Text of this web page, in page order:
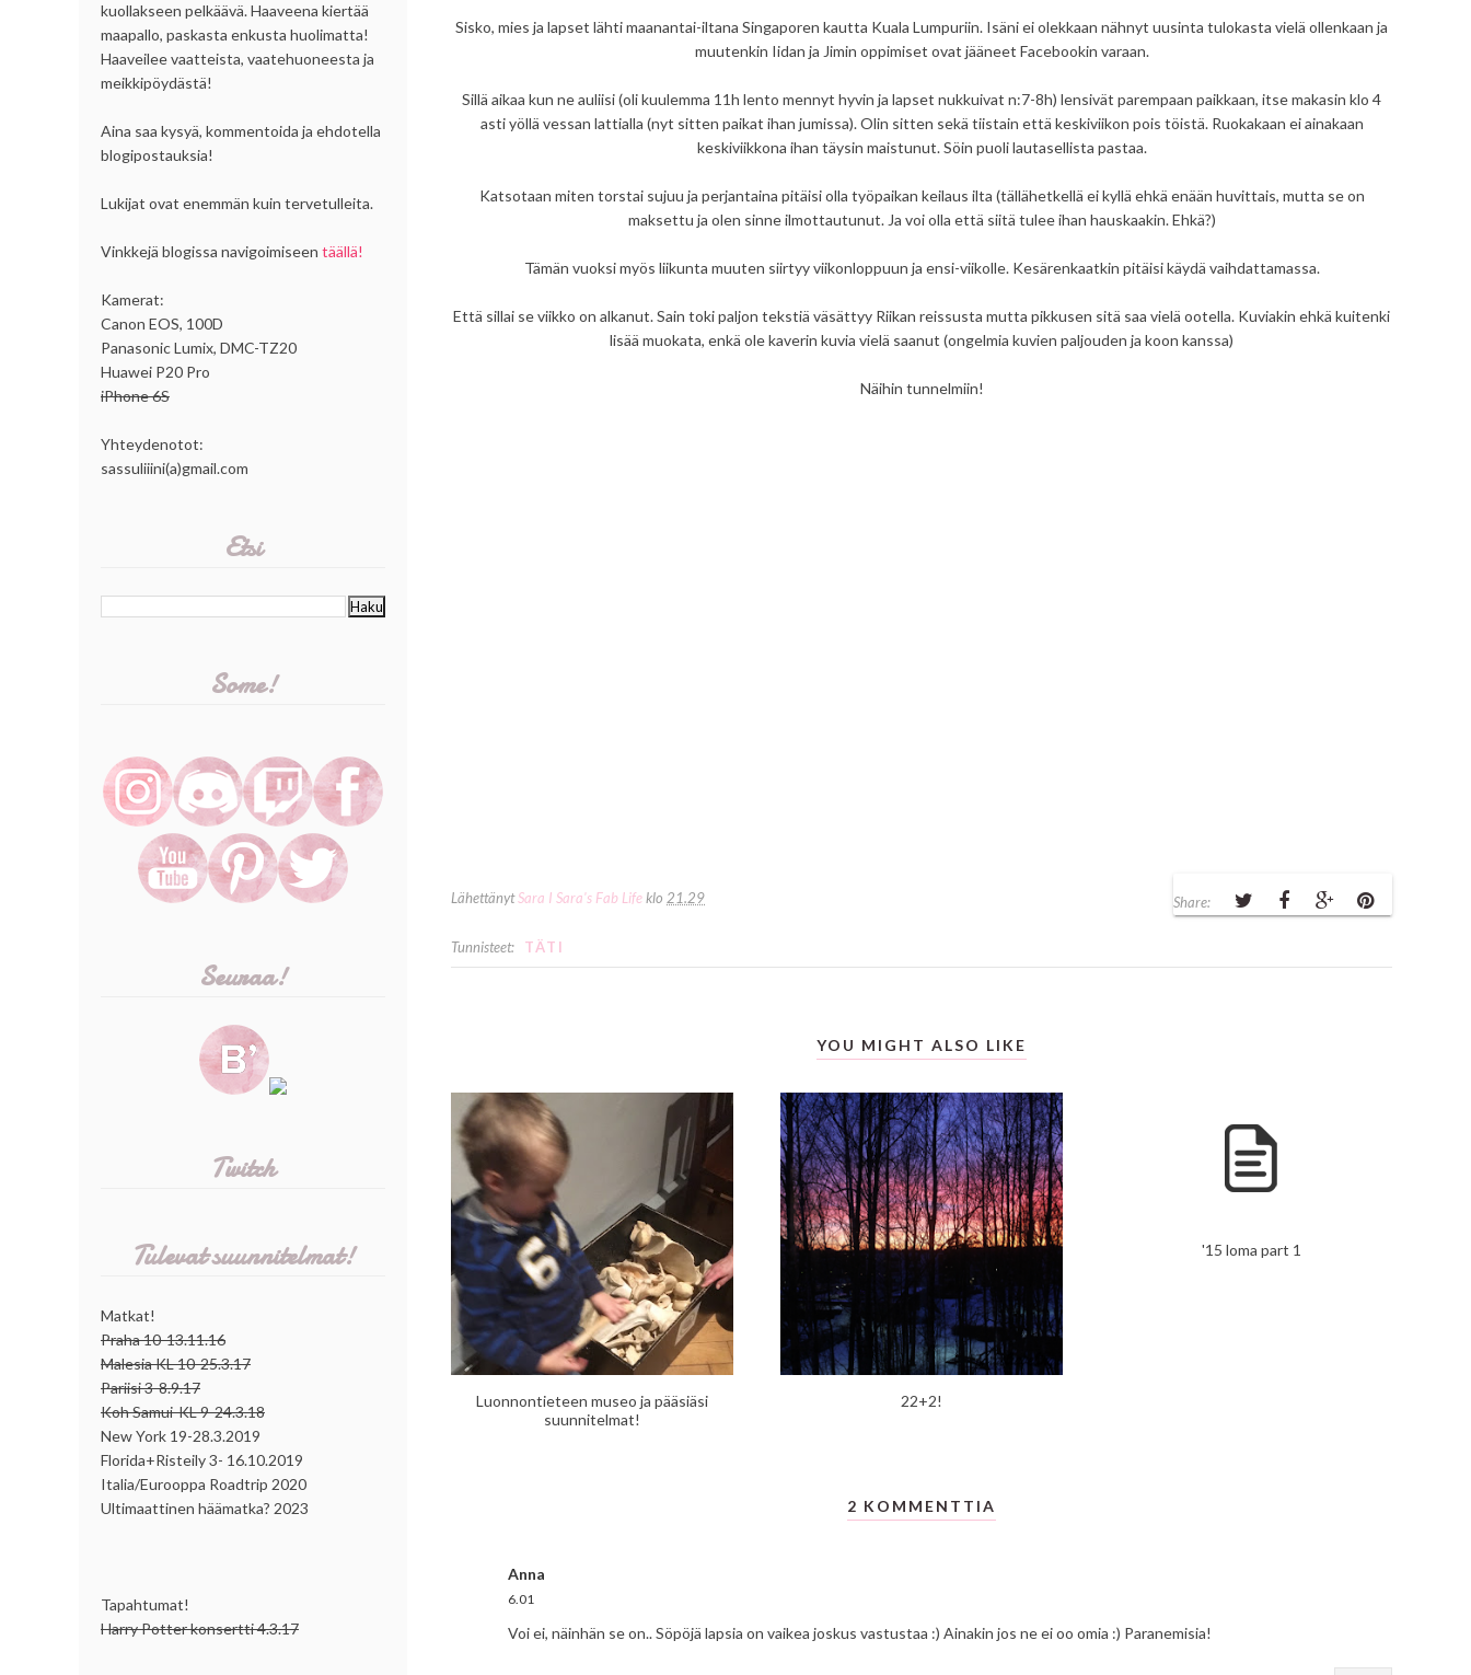
Sisko, mies ja lapset lähti maanantai-iltana Singaporen kautta Kuala Lumpuriin. Isäni ei olekkaan nähnyt uusinta tulokasta vielä ollenkaan ja
muutenkin Iidan ja Jimin oppimiset ovat jääneet Facebookin varaan.
Sillä aikaa kun ne auliisi (oli kuulemma 11h lento mennyt hyvin ja lapset nukkuivat n:7-8h) lensivät parempaan paikkaan, itse makasin klo 4
asti yöllä vessan lattialla (nyt sitten paikat ihan jumissa). Olin sitten sekä tiistain että keskiviikon pois töistä. Ruokakaan ei ainakaan
keskiviikkona ihan täysin maistunut. Söin puoli lautasellista pastaa.
Katsotaan miten torstai sujuu ja perjantaina pitäisi olla työpaikan keilaus ilta (tällähetkellä ei kyllä ehkä enään huvittais, mutta se on
maksettu ja olen sinne ilmottautunut. Ja voi olla että siitä tulee ihan hauskaakin. Ehkä?)
Tämän vuoksi myös liikunta muuten siirtyy viikonloppuun ja ensi-viikolle. Kesärenkaatkin pitäisi käydä vaihdattamassa.
Että sillai se viikko on alkanut. Sain toki paljon tekstiä väsättyy Riikan reissusta mutta pikkusen sitä saa vielä ootella. Kuviakin ehkä kuitenki
lisää muokata, enkä ole kaverin kuvia vielä saanut (ongelmia kuvien paljouden ja koon kanssa)
Näihin tunnelmiin!
LähettänytSara I Sara's Fab Lifeklo 21.29 Share:
Tunnisteet: TÄTI
YOU MIGHT ALSO LIKE
Luonnontieteen museo ja pääsiäsi
suunnitelmat!
22+2!
'15 loma part 1
2 KOMMENTTIA
Anna
6.01
Voi ei, näinhän se on.. Söpöjä lapsia on vaikea joskus vastustaa :) Ainakin jos ne ei oo omia :) Paranemisia!
kuollakseen pelkäävä. Haaveena kiertää
maapallo, paskasta enkusta huolimatta!
Haaveilee vaatteista, vaatehuoneesta ja
meikkipöydästä!
Aina saa kysyä, kommentoida ja ehdotella
blogipostauksia!
Lukijat ovat enemmän kuin tervetulleita.
Vinkkejä blogissa navigoimiseen täällä!
Kamerat:
Canon EOS, 100D
Panasonic Lumix, DMC-TZ20
Huawei P20 Pro
iPhone 6S
Yhteydenotot:
sassuliiini(a)gmail.com
Etsi
Some!
Seuraa!
Twitch
Tulevat suunnitelmat!
Matkat!
Praha 10-13.11.16
Malesia KL 10-25.3.17
Pariisi 3-8.9.17
Koh Samui-KL 9-24.3.18
New York 19-28.3.2019
Florida+Risteily 3- 16.10.2019
Italia/Eurooppa Roadtrip 2020
Ultimaattinen häämatka? 2023
Tapahtumat!
Harry Potter konsertti 4.3.17